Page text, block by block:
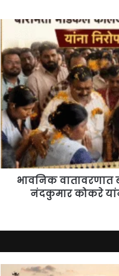
भावनिक
बारामती
मेडिकल
कॉलेजचे
प्रशासकीय
अधिकारी
नंदकुमार
कोकरे
यांना
निरोप;
कर्मचारी-
अधिकाऱ्यांचे
भावनिक वातावरणात
नंदकुमार कोकरे